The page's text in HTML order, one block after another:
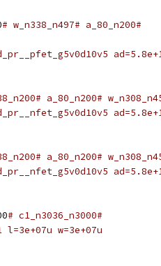
# w_n338_n497# a_80_n200#
a_80_n200#
a_80_n200#
# c1_n3036_n3000#
l=3e+07u w=3e+07u